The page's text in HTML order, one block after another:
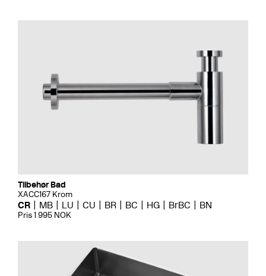
Tilbehør Bad
XACC167 Krom
CR MB LU CU BR BC HG BrBC BN
Pris 1 995 NOK